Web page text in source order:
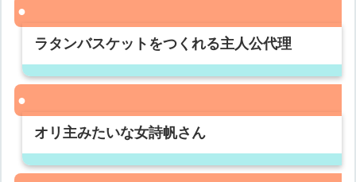
ラタンバスケットをつくれる主人公代理
オリ主みたいな女詩帆さん